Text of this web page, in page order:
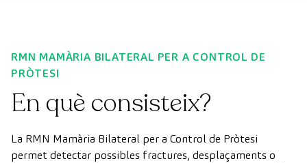
RMN MAMÀRIA BILATERAL PER A CONTROL DE
PRÒTESI
En què consisteix?
La RMN Mamària Bilateral per a Control de Pròtesi
permet detectar possibles fractures, desplaçaments o